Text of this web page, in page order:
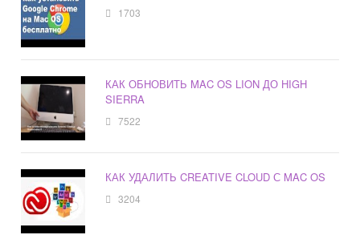
1703
КАК ОБНОВИТЬ MAC OS LION ДО HIGH
SIERRA
7522
КАК УДАЛИТЬ CREATIVE CLOUD С MAC OS
3204